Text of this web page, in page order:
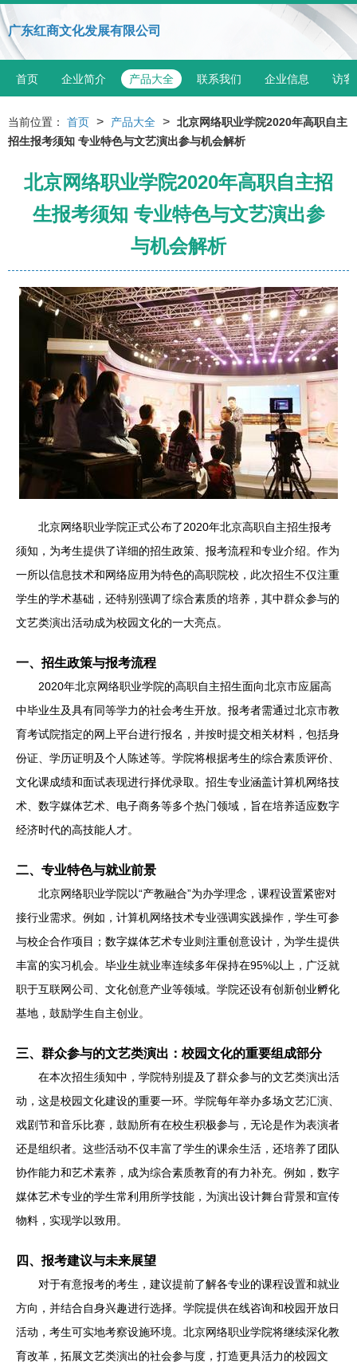
广东红商文化发展有限公司
首页 企业简介 产品大全 联系我们 企业信息 访客
当前位置： 首页 > 产品大全 > 北京网络职业学院2020年高职自主
招生报考须知 专业特色与文艺演出参与机会解析
北京网络职业学院2020年高职自主招
生报考须知 专业特色与文艺演出参
与机会解析
北京网络职业学院正式公布了2020年北京高职自主招生报考
须知，为考生提供了详细的招生政策、报考流程和专业介绍。作为
一所以信息技术和网络应用为特色的高职院校，此次招生不仅注重
学生的学术基础，还特别强调了综合素质的培养，其中群众参与的
文艺类演出活动成为校园文化的一大亮点。
一、招生政策与报考流程
2020年北京网络职业学院的高职自主招生面向北京市应届高
中毕业生及具有同等学力的社会考生开放。报考者需通过北京市教
育考试院指定的网上平台进行报名，并按时提交相关材料，包括身
份证、学历证明及个人陈述等。学院将根据考生的综合素质评价、
文化课成绩和面试表现进行择优录取。招生专业涵盖计算机网络技
术、数字媒体艺术、电子商务等多个热门领域，旨在培养适应数字
经济时代的高技能人才。
二、专业特色与就业前景
北京网络职业学院以“产教融合”为办学理念，课程设置紧密对
接行业需求。例如，计算机网络技术专业强调实践操作，学生可参
与校企合作项目；数字媒体艺术专业则注重创意设计，为学生提供
丰富的实习机会。毕业生就业率连续多年保持在95%以上，广泛就
职于互联网公司、文化创意产业等领域。学院还设有创新创业孵化
基地，鼓励学生自主创业。
三、群众参与的文艺类演出：校园文化的重要组成部分
在本次招生须知中，学院特别提及了群众参与的文艺类演出活
动，这是校园文化建设的重要一环。学院每年举办多场文艺汇演、
戏剧节和音乐比赛，鼓励所有在校生积极参与，无论是作为表演者
还是组织者。这些活动不仅丰富了学生的课余生活，还培养了团队
协作能力和艺术素养，成为综合素质教育的有力补充。例如，数字
媒体艺术专业的学生常利用所学技能，为演出设计舞台背景和宣传
物料，实现学以致用。
四、报考建议与未来展望
对于有意报考的考生，建议提前了解各专业的课程设置和就业
方向，并结合自身兴趣进行选择。学院提供在线咨询和校园开放日
活动，考生可实地考察设施环境。北京网络职业学院将继续深化教
育改革，拓展文艺类演出的社会参与度，打造更具活力的校园文